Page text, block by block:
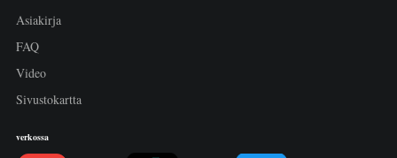
Asiakirja
FAQ
Video
Sivustokartta
verkossa